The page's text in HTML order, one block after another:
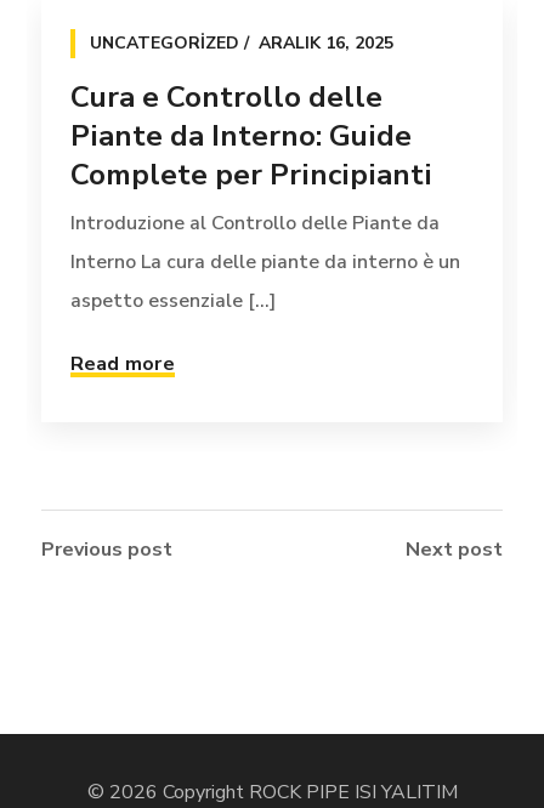
UNCATEGORIZED ARALIK 16, 2025
Cura e Controllo delle
Piante da Interno: Guide
Complete per Principianti
Introduzione al Controllo delle Piante da
Interno La cura delle piante da interno è un
aspetto essenziale [...]
Read more
Previous post Next post
© 2026 Copyright ROCK PIPE ISI YALITIM